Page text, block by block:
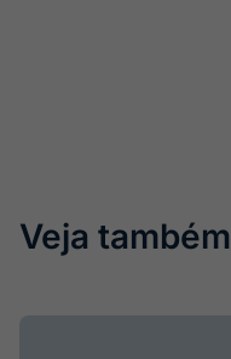
Veja também